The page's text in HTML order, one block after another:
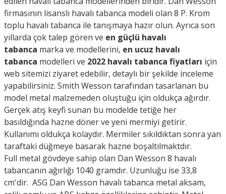
firmasının lisanslı havalı tabanca modeli olan 8 P. Krom
toplu havalı tabanca ile tanışmaya hazır olun. Ayrıca son
yıllarda çok talep gören ve en güçlü havalı
tabanca marka ve modellerini, en ucuz havalı
tabanca modelleri ve 2022 havalı tabanca fiyatları için
web sitemizi ziyaret edebilir, detaylı bir şekilde inceleme
yapabilirsiniz. Smith Wesson tarafından tasarlanan bu
model metal malzemeden oluştuğu için oldukça ağırdır.
Gerçek atış keyfi sunan bu modelde tetiğe her
basıldığında hazne döner ve yeni mermiyi getirir.
Kullanımı oldukça kolaydır. Mermiler sıkıldıktan sonra yan
taraftaki düğmeye basarak hazne boşaltılmaktdır.
Full metal gövdeye sahip olan Dan Wesson 8 havalı
tabancanın ağırlığı 1040 gramdır. Uzunluğu ise 33,8
cm'dir. ASG Dan Wesson havalı tabanca metal aksam,